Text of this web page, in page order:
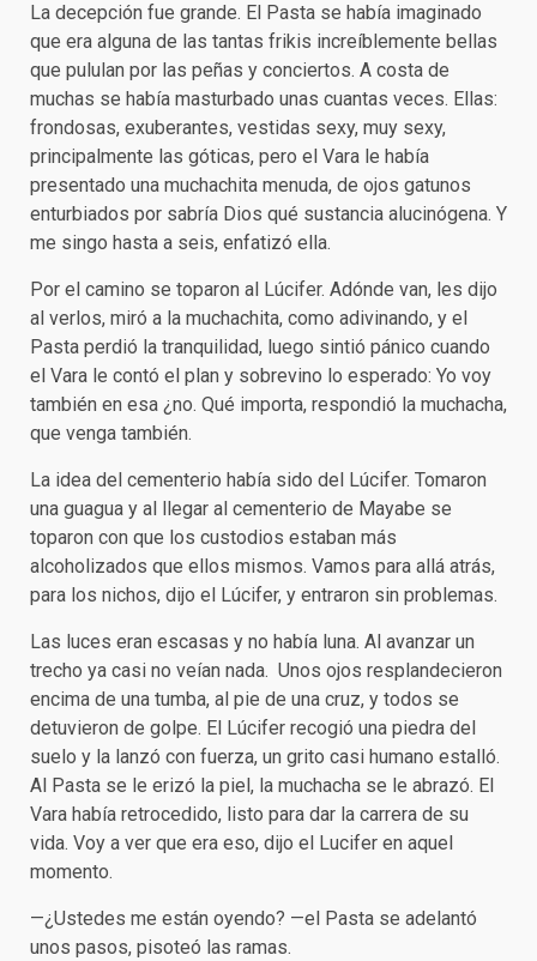
La decepción fue grande. El Pasta se había imaginado
que era alguna de las tantas frikis increíblemente bellas
que pululan por las peñas y conciertos. A costa de
muchas se había masturbado unas cuantas veces. Ellas:
frondosas, exuberantes, vestidas sexy, muy sexy,
principalmente las góticas, pero el Vara le había
presentado una muchachita menuda, de ojos gatunos
enturbiados por sabría Dios qué sustancia alucinógena. Y
me singo hasta a seis, enfatizó ella.
Por el camino se toparon al Lúcifer. Adónde van, les dijo
al verlos, miró a la muchachita, como adivinando, y el
Pasta perdió la tranquilidad, luego sintió pánico cuando
el Vara le contó el plan y sobrevino lo esperado: Yo voy
también en esa ¿no. Qué importa, respondió la muchacha,
que venga también.
La idea del cementerio había sido del Lúcifer. Tomaron
una guagua y al llegar al cementerio de Mayabe se
toparon con que los custodios estaban más
alcoholizados que ellos mismos. Vamos para allá atrás,
para los nichos, dijo el Lúcifer, y entraron sin problemas.
Las luces eran escasas y no había luna. Al avanzar un
trecho ya casi no veían nada. Unos ojos resplandecieron
encima de una tumba, al pie de una cruz, y todos se
detuvieron de golpe. El Lúcifer recogió una piedra del
suelo y la lanzó con fuerza, un grito casi humano estalló.
Al Pasta se le erizó la piel, la muchacha se le abrazó. El
Vara había retrocedido, listo para dar la carrera de su
vida. Voy a ver que era eso, dijo el Lucifer en aquel
momento.
—¿Ustedes me están oyendo? —el Pasta se adelantó
unos pasos, pisoteó las ramas.